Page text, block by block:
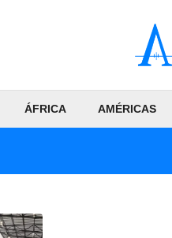
ÁFRICA AMÉRICAS